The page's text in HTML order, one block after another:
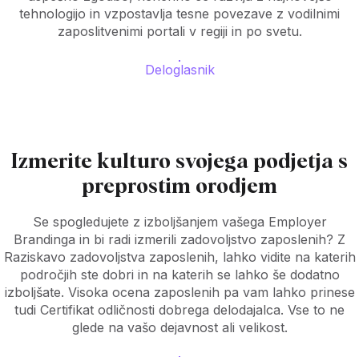
tehnologijo in vzpostavlja tesne povezave z vodilnimi
zaposlitvenimi portali v regiji in po svetu.
Deloglasnik
Izmerite kulturo svojega podjetja s
preprostim orodjem
Se spogledujete z izboljšanjem vašega Employer
Brandinga in bi radi izmerili zadovoljstvo zaposlenih? Z
Raziskavo zadovoljstva zaposlenih, lahko vidite na katerih
področjih ste dobri in na katerih se lahko še dodatno
izboljšate. Visoka ocena zaposlenih pa vam lahko prinese
tudi Certifikat odličnosti dobrega delodajalca. Vse to ne
glede na vašo dejavnost ali velikost.